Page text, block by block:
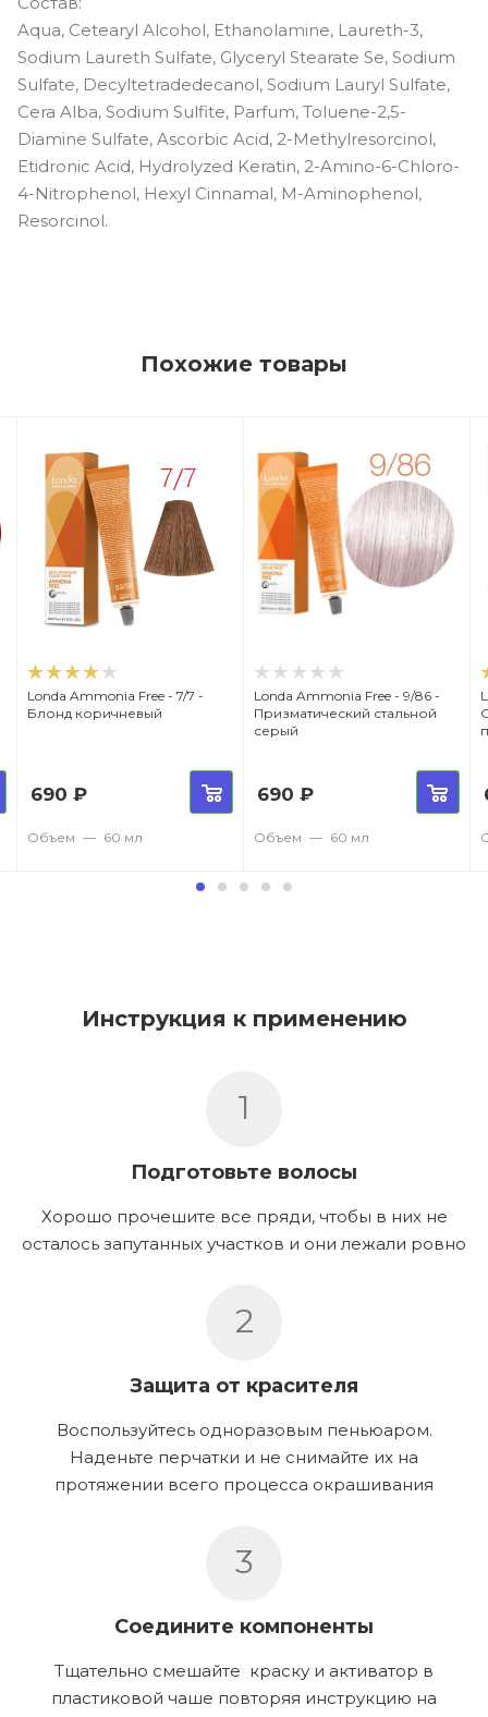
Aqua, Cetearyl Alcohol, Ethanolamine, Laureth-3,
Sodium Laureth Sulfate, Glyceryl Stearate Se, Sodium
Sulfate, Decyltetradedecanol, Sodium Lauryl Sulfate,
Cera Alba, Sodium Sulfite, Parfum, Toluene-2,5-
Diamine Sulfate, Ascorbic Acid, 2-Methylresorcinol,
Etidronic Acid, Hydrolyzed Keratin, 2-Amino-6-Chloro-
4-Nitrophenol, Hexyl Cinnamal, M-Aminophenol,
Resorcinol.
Похожие товары
Londa Ammonia Free - 7/7 -
Блонд коричневый
690 ₽
Объем — 60 мл
Londa Ammonia Free - 9/86 -
Призматический стальной
серый
690 ₽
Объем — 60 мл
Инструкция к применению
1
Подготовьте волосы
Хорошо прочешите все пряди, чтобы в них не
осталось запутанных участков и они лежали ровно
2
Защита от красителя
Воспользуйтесь одноразовым пеньюаром.
Наденьте перчатки и не снимайте их на
протяжении всего процесса окрашивания
3
Соедините компоненты
Тщательно смешайте краску и активатор в
пластиковой чаше повторяя инструкцию на